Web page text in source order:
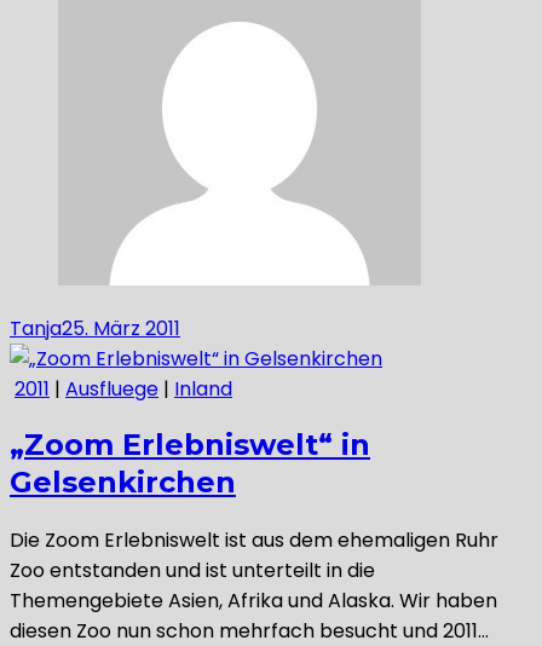
Tanja25. März 2011
2011 | Ausfluege | Inland
„Zoom Erlebniswelt“ in
Gelsenkirchen
Die Zoom Erlebniswelt ist aus dem ehemaligen Ruhr
Zoo entstanden und ist unterteilt in die
Themengebiete Asien, Afrika und Alaska. Wir haben
diesen Zoo nun schon mehrfach besucht und 2011…